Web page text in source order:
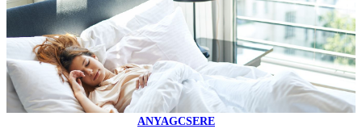
ANYAGCSERE